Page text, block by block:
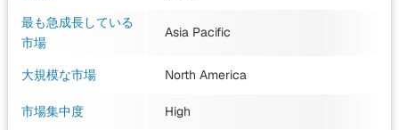
最も急成長している
市場
Asia Pacific
大規模な市場 North America
市場集中度 High